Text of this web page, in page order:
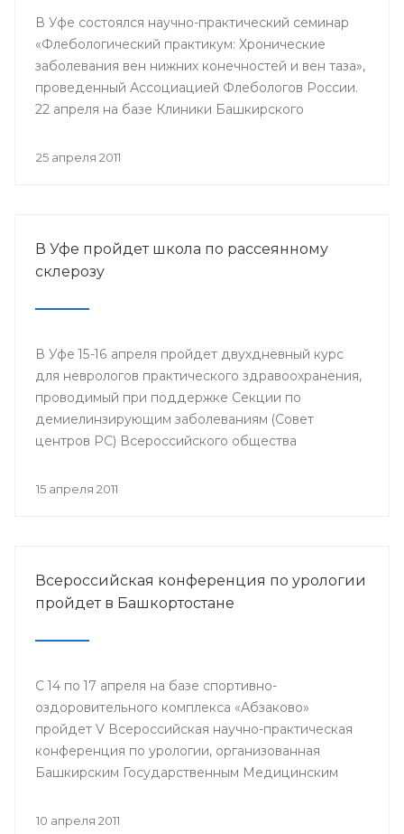
В Уфе состоялся научно-практический семинар
«Флебологический практикум: Хронические
заболевания вен нижних конечностей и вен таза»,
проведенный Ассоциацией Флебологов России.
22 апреля на базе Клиники Башкирского
собрались врачи-хирурги и сосудистые хирурги.
25 апреля 2011
В Уфе пройдет школа по рассеянному
склерозу
В Уфе 15-16 апреля пройдет двухдневный курс
для неврологов практического здравоохранения,
проводимый при поддержке Секции по
демиелинзирующим заболеваниям (Совет
центров РС) Всероссийского общества
15 апреля 2011
Всероссийская конференция по урологии
пройдет в Башкортостане
С 14 по 17 апреля на базе спортивно-
оздоровительного комплекса «Абзаково»
пройдет V Всероссийская научно-практическая
конференция по урологии, организованная
Башкирским Государственным Медицинским
Российского общества урологов в РБ.
10 апреля 2011